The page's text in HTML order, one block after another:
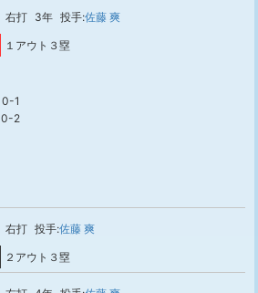
右打 3年 投手:佐藤 爽
１アウト３塁
0-1
0-2
右打 投手:佐藤 爽
２アウト３塁